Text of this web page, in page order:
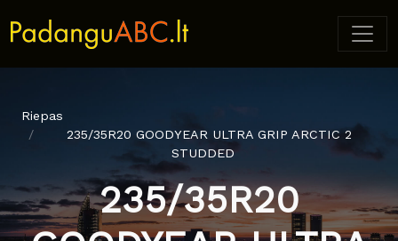
Riepas
235/35R20 GOODYEAR ULTRA GRIP ARCTIC 2
STUDDED
235/35R20